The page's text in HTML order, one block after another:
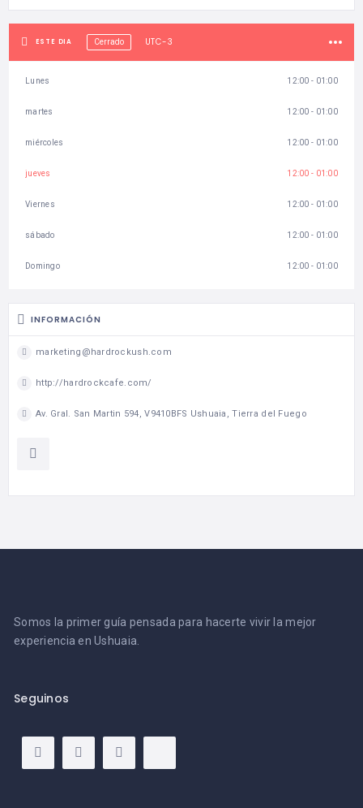
ESTE DIA Cerrado UTC-3
Lunes 12:00 - 01:00
martes 12:00 - 01:00
miércoles 12:00 - 01:00
jueves 12:00 - 01:00
Viernes 12:00 - 01:00
sábado 12:00 - 01:00
Domingo 12:00 - 01:00
INFORMACIÓN
marketing@hardrockush.com
http://hardrockcafe.com/
Av. Gral. San Martin 594, V9410BFS Ushuaia, Tierra del Fuego
Somos la primer guía pensada para hacerte vivir la mejor
experiencia en Ushuaia.
Seguinos